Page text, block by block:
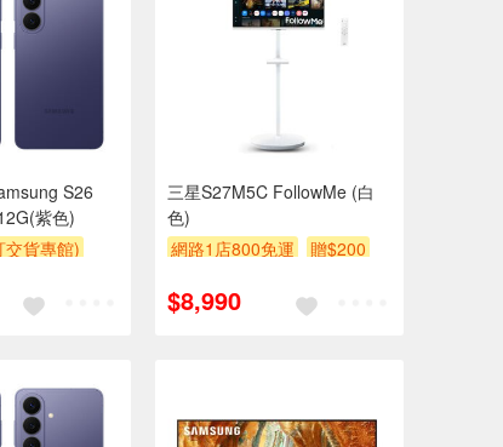
S26
紫色)
貨專館)
三星S27M5C FollowMe (白
色)
網路1店800免運
贈$200
$8,990